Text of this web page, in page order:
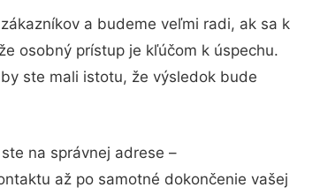
a budeme veľmi radi, ak sa k
osobný prístup je kľúčom k úspechu.
ste mali istotu, že výsledok bude
na správnej adrese –
až po samotné dokončenie vašej